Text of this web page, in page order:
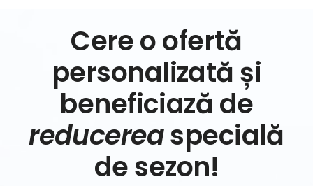
Cere o ofertă
personalizată și
beneficiază de
reducereaspecială
de sezon!